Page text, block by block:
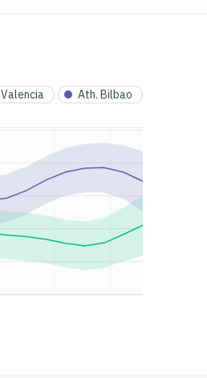
Valencia Ath. Bilbao